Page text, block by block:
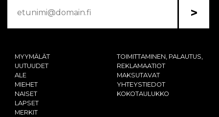
>
MYYMÄLÄT
UUTUUDET
ALE
MIEHET
NAISET
LAPSET
MERKIT
TOIMITTAMINEN, PALAUTUS,
REKLAMAATIOT
MAKSUTAVAT
YHTEYSTIEDOT
KOKOTAULUKKO